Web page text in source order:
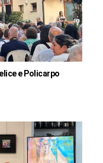
e Policarpo